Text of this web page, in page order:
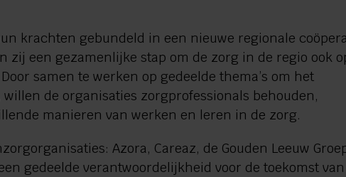
krachten gebundeld in een nieuwe regionale
zij een gezamenlijke stap om de zorg in de regio ook
samen te werken op gedeelde thema’s om het
de organisaties zorgprofessionals behouden,
manieren van werken en leren in de zorg.
Azora, Careaz, de Gouden Leeuw
gedeelde verantwoordelijkheid voor de toekomst van